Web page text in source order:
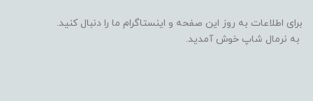
برای اطلاعات به روز این صفحه و اینستاگرام ما را دنبال کنید.
به نرمال شاپ خوش آمدید.